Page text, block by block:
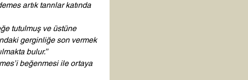
artık tanrılar katında
tutulmuş ve üstüne
gerginliğe son vermek
bulur.’’
beğenmesi ile ortaya